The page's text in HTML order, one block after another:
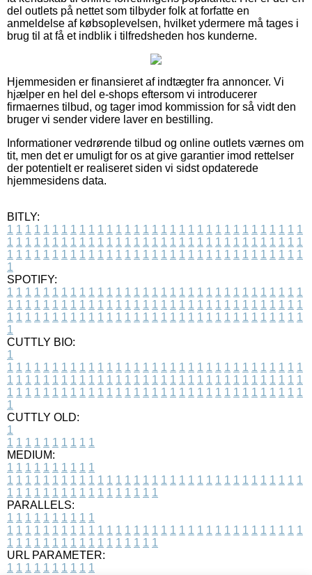
del outlets på nettet som tilbyder folk at forfatte en
anmeldelse af købsoplevelsen, hvilket ydermere må tages i
brug til at få et indblik i tilfredsheden hos kunderne.
Hjemmesiden er finansieret af indtægter fra annoncer. Vi
hjælper en hel del e-shops eftersom vi introducerer
firmaernes tilbud, og tager imod kommission for så vidt den
bruger vi sender videre laver en bestilling.
Informationer vedrørende tilbud og online outlets værnes om
tit, men det er umuligt for os at give garantier imod rettelser
der potentielt er realiseret siden vi sidst opdaterede
hjemmesidens data.
BITLY:
1 1 1 1 1 1 1 1 1 1 1 1 1 1 1 1 1 1 1 1 1 1 1 1 1 1 1 1 1 1 1 1 1
1 1 1 1 1 1 1 1 1 1 1 1 1 1 1 1 1 1 1 1 1 1 1 1 1 1 1 1 1 1 1 1 1
1 1 1 1 1 1 1 1 1 1 1 1 1 1 1 1 1 1 1 1 1 1 1 1 1 1 1 1 1 1 1 1 1
1
SPOTIFY:
1 1 1 1 1 1 1 1 1 1 1 1 1 1 1 1 1 1 1 1 1 1 1 1 1 1 1 1 1 1 1 1 1
1 1 1 1 1 1 1 1 1 1 1 1 1 1 1 1 1 1 1 1 1 1 1 1 1 1 1 1 1 1 1 1 1
1 1 1 1 1 1 1 1 1 1 1 1 1 1 1 1 1 1 1 1 1 1 1 1 1 1 1 1 1 1 1 1 1
1
CUTTLY BIO:
1
1 1 1 1 1 1 1 1 1 1 1 1 1 1 1 1 1 1 1 1 1 1 1 1 1 1 1 1 1 1 1 1 1
1 1 1 1 1 1 1 1 1 1 1 1 1 1 1 1 1 1 1 1 1 1 1 1 1 1 1 1 1 1 1 1 1
1 1 1 1 1 1 1 1 1 1 1 1 1 1 1 1 1 1 1 1 1 1 1 1 1 1 1 1 1 1 1 1 1
1
CUTTLY OLD:
1
1 1 1 1 1 1 1 1 1 1
MEDIUM:
1 1 1 1 1 1 1 1 1 1
1 1 1 1 1 1 1 1 1 1 1 1 1 1 1 1 1 1 1 1 1 1 1 1 1 1 1 1 1 1 1 1 1
1 1 1 1 1 1 1 1 1 1 1 1 1 1 1 1 1
PARALLELS:
1 1 1 1 1 1 1 1 1 1
1 1 1 1 1 1 1 1 1 1 1 1 1 1 1 1 1 1 1 1 1 1 1 1 1 1 1 1 1 1 1 1 1
1 1 1 1 1 1 1 1 1 1 1 1 1 1 1 1 1
URL PARAMETER:
1 1 1 1 1 1 1 1 1 1